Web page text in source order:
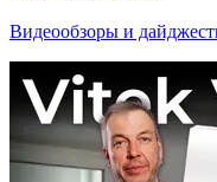
Видеообзоры и